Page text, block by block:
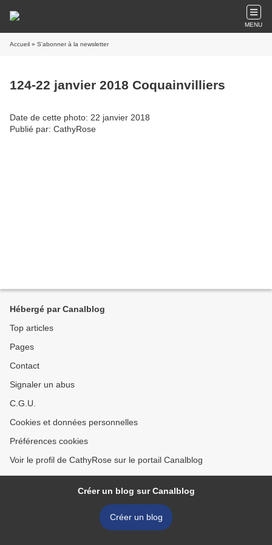
MENU
Accueil » S'abonner à la newsletter
124-22 janvier 2018 Coquainvilliers
Date de cette photo: 22 janvier 2018
Publié par: CathyRose
Hébergé par Canalblog
Top articles
Pages
Contact
Signaler un abus
C.G.U.
Cookies et données personnelles
Préférences cookies
Voir le profil de CathyRose sur le portail Canalblog
Créer un blog sur Canalblog
Créer un blog